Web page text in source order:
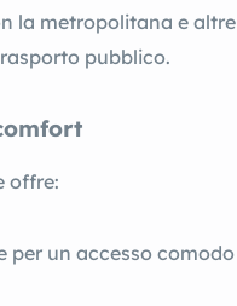
la metropolitana e altre
pubblico.
offre:
per un accesso comodo